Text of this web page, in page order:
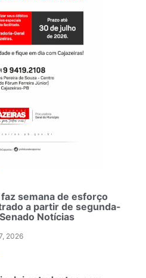
semana de esforço
a partir de segunda-
Notícias
2026